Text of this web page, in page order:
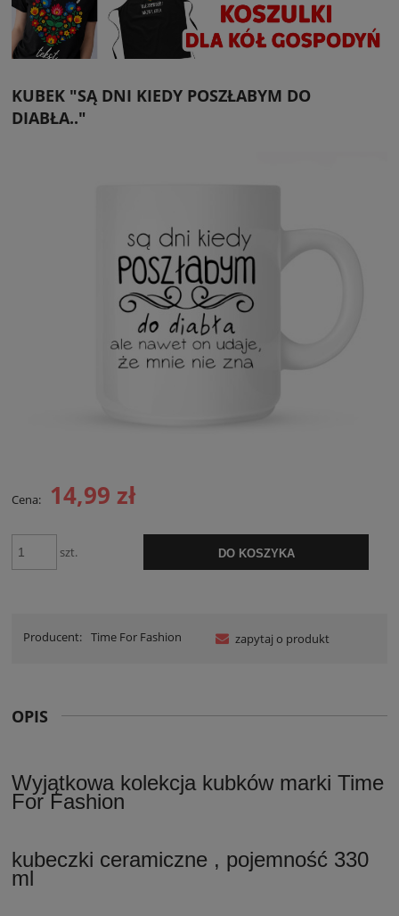
KUBEK "SĄ DNI KIEDY POSZŁABYM DO
DIABŁA.."
Cena: 14,99 zł
szt. DO KOSZYKA
Producent: Time For Fashion zapytaj o produkt
OPIS
Wyjątkowa kolekcja kubków marki Time
For Fashion
kubeczki ceramiczne , pojemność 330
ml